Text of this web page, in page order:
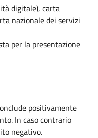
digitale), carta
nazionale dei servizi
per la presentazione
positivamente
In caso contrario
negativo.